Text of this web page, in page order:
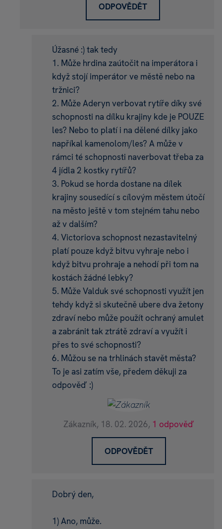
ODPOVĚDĚT
Úžasné :) tak tedy
1. Může hrdina zaútočit na imperátora i
když stojí imperátor ve městě nebo na
tržnici?
2. Může Aderyn verbovat rytíře díky své
schopnosti na dílku krajiny kde je POUZE
les? Nebo to platí i na dělené dílky jako
napříkal kamenolom/les? A může v
rámci té schopnosti naverbovat třeba za
4 jídla 2 kostky rytířů?
3. Pokud se horda dostane na dílek
krajiny sousedící s cílovým městem útočí
na město ještě v tom stejném tahu nebo
až v dalším?
4. Victoriova schopnost nezastavitelný
platí pouze když bitvu vyhraje nebo i
když bitvu prohraje a nehodí při tom na
kostách žádné lebky?
5. Může Valduk své schopnosti využít jen
tehdy když si skutečně ubere dva žetony
zdraví nebo může použít ochraný amulet
a zabránit tak ztrátě zdraví a využít i
přes to své schopnosti?
6. Můžou se na trhlinách stavět města?
To je asi zatím vše, předem děkuji za
odpověď :)
Zákazník, 18. 02. 2026, 1 odpověď
ODPOVĚDĚT
Dobrý den,
1) Ano, může.